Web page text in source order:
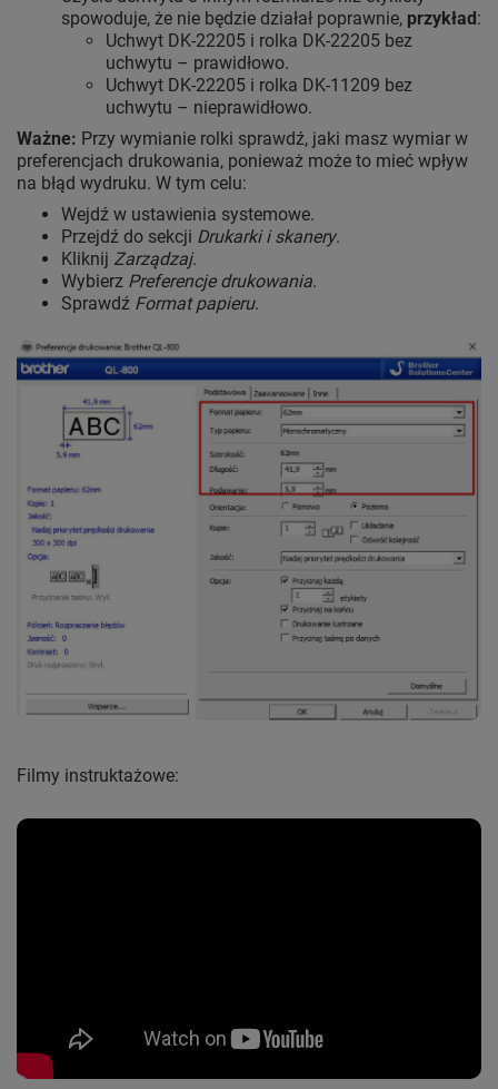
spowoduje, że nie będzie działał poprawnie, przykład:
Uchwyt DK-22205 i rolka DK-22205 bez
uchwytu – prawidłowo.
Uchwyt DK-22205 i rolka DK-11209 bez
uchwytu – nieprawidłowo.
Ważne: Przy wymianie rolki sprawdź, jaki masz wymiar w
preferencjach drukowania, ponieważ może to mieć wpływ
na błąd wydruku. W tym celu:
Wejdź w ustawienia systemowe.
Przejdź do sekcji Drukarki i skanery.
Kliknij Zarządzaj.
Wybierz Preferencje drukowania.
Sprawdź Format papieru.
Filmy instruktażowe: